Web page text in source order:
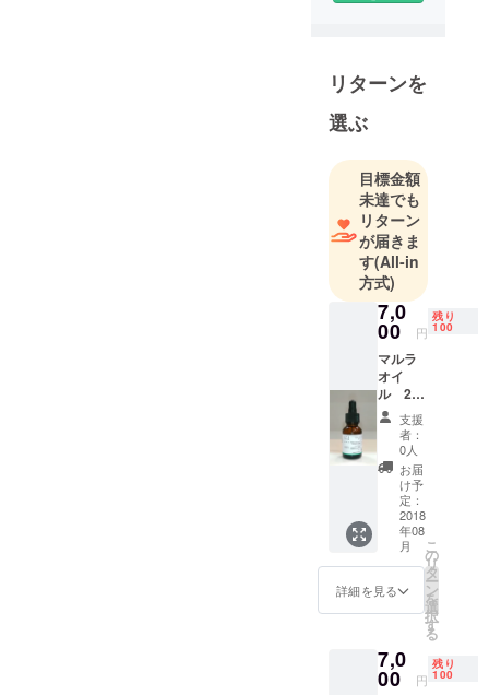
リターンを
選ぶ
目標金額
未達でも
リターン
が届きま
す(All-in
方式)
7,0
00 円
残り
100
マルラ
オイ
ル 2個
セット
※ マル
ラオイ
ルは定
価3780
円（送
料別）
で販売
しま
す。
支援
者：
0人
お届
け予
定：
2018
年08
月
詳細を見る
こ
の
リ
タ
ー
ン
を
選
択
す
る
7,0
00 円
残り
100